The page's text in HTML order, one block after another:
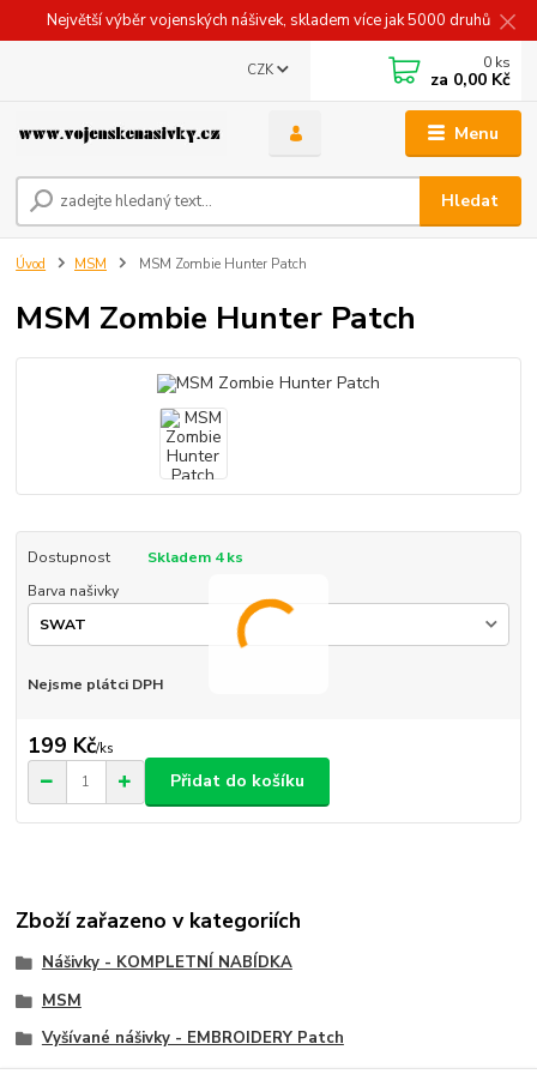
Největší výběr vojenských nášivek, skladem více jak 5000 druhů
Menu
CZK
Hledat
0 ks
za 0,00 Kč
Úvod MSM MSM Zombie Hunter Patch
MSM Zombie Hunter Patch
Dostupnost
Skladem 4 ks
Barva našivky
Nejsme plátci DPH
199 Kč/ks
Přidat do košíku
Zboží zařazeno v kategoriích
Nášivky - KOMPLETNÍ NABÍDKA
MSM
Vyšívané nášivky - EMBROIDERY Patch